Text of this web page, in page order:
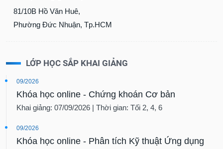
81/10B Hồ Văn Huê,
Phường Đức Nhuận, Tp.HCM
LỚP HỌC SẮP KHAI GIẢNG
09/2026
Khóa học online - Chứng khoán Cơ bản
Khai giảng: 07/09/2026 | Thời gian: Tối 2, 4, 6
09/2026
Khóa học online - Phân tích Kỹ thuật Ứng dụng